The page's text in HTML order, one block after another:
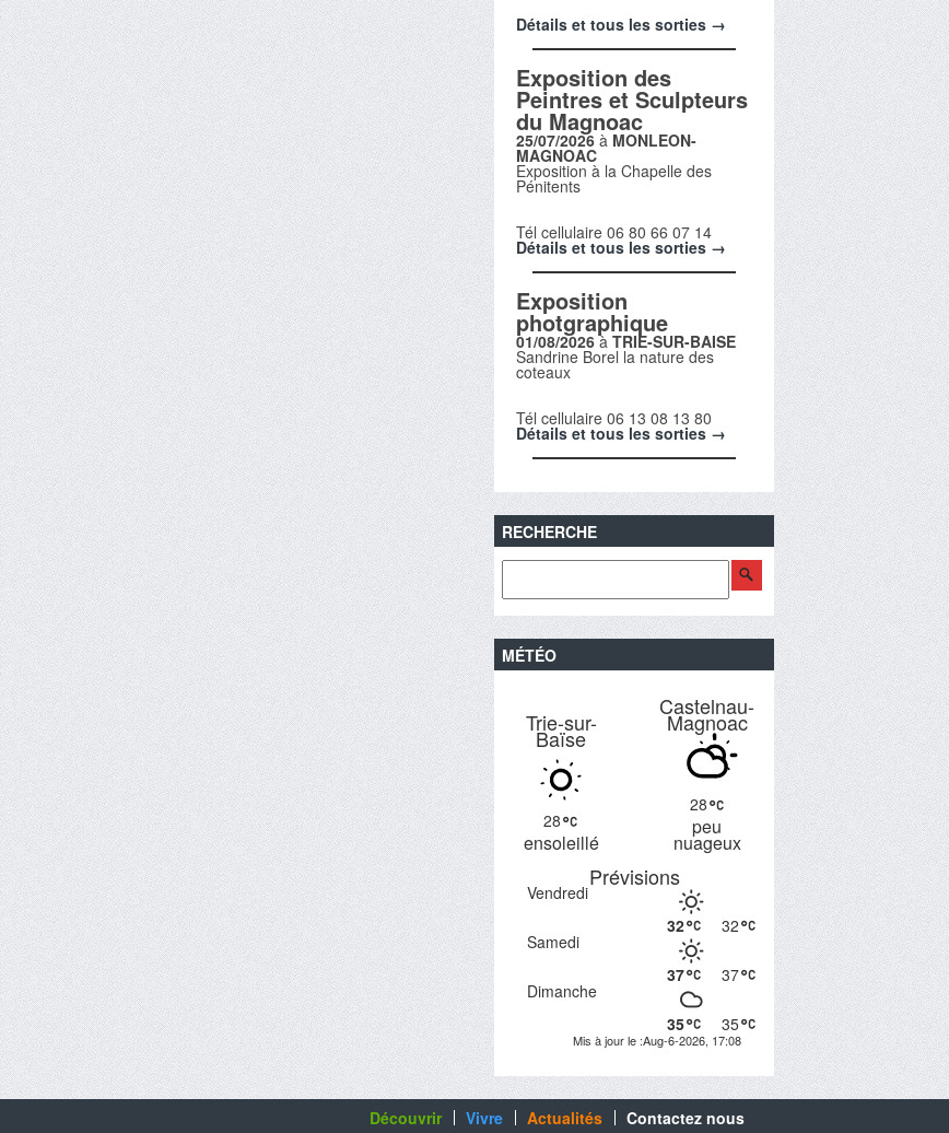
Détails et tous les sorties →
Exposition des
Peintres et Sculpteurs
du Magnoac
25/07/2026 à MONLEON-
MAGNOAC
Exposition à la Chapelle des
Pénitents
Tél cellulaire 06 80 66 07 14
Détails et tous les sorties →
Exposition
photgraphique
01/08/2026à TRIE-SUR-BAISE
Sandrine Borel la nature des
coteaux
Tél cellulaire 06 13 08 13 80
Détails et tous les sorties →
RECHERCHE
MÉTÉO
Trie-sur-
Baïse
28
ensoleillé
Castelnau-
Magnoac
28
peu
nuageux
Prévisions
Vendredi
32
32
Samedi
37
37
Dimanche
35
35
Mis à jour le :Aug-6-2026, 17:08
Découvrir Vivre Actualités Contactez nous